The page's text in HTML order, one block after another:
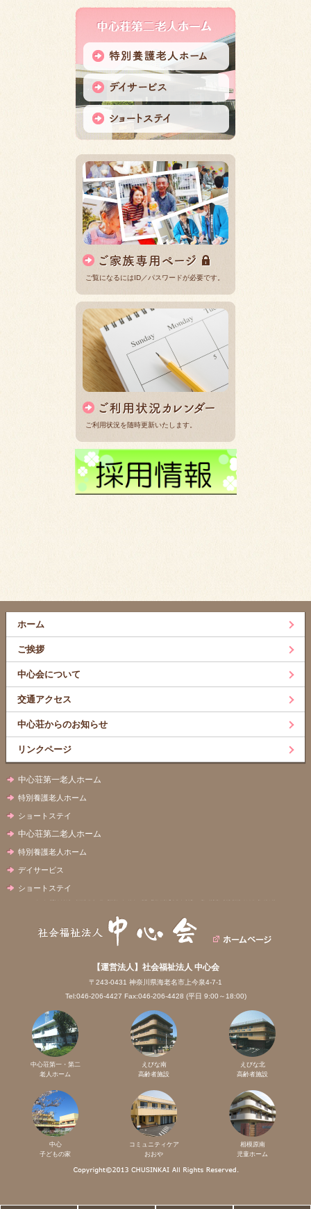
ご覧になるにはID／パスワードが必要です。
ご利用状況を随時更新いたします。
ホーム
ご挨拶
中心会について
交通アクセス
中心荘からのお知らせ
リンクページ
中心荘第一老人ホーム
特別養護老人ホーム
ショートステイ
中心荘第二老人ホーム
特別養護老人ホーム
デイサービス
ショートステイ
【運営法人】社会福祉法人 中心会
〒243-0431 神奈川県海老名市上今泉4-7-1
Tel:046-206-4427 Fax:046-206-4428 (平日 9:00～18:00)
中心荘第一・第二
老人ホーム
えびな南
高齢者施設
えびな北
高齢者施設
中心
子どもの家
コミュニティケア
おおや
相模原南
児童ホーム